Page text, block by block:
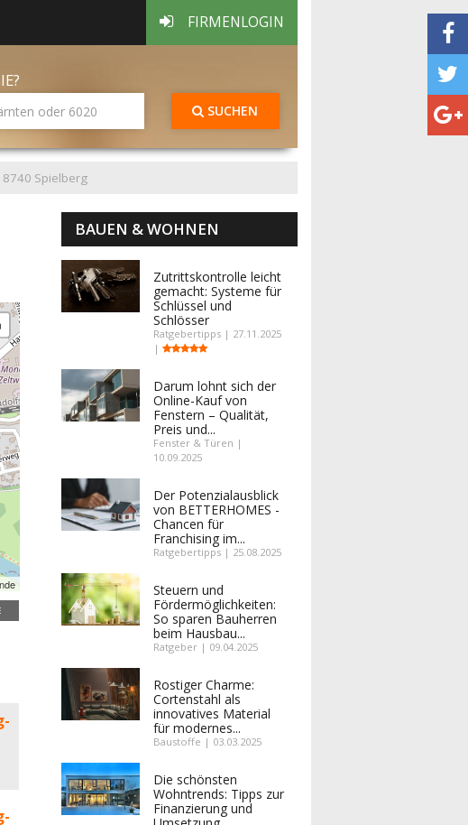
FIRMENLOGIN
SUCHEN
8740 Spielberg
BAUEN & WOHNEN
Zutrittskontrolle leicht
gemacht: Systeme für
Schlüssel und
Schlösser
Ratgebertipps | 27.11.2025
|
Darum lohnt sich der
Online-Kauf von
Fenstern – Qualität,
Preis und...
Fenster & Türen |
10.09.2025
Der Potenzialausblick
von BETTERHOMES -
Chancen für
Franchising im...
Ratgebertipps | 25.08.2025
Steuern und
Fördermöglichkeiten:
So sparen Bauherren
beim Hausbau...
Ratgeber | 09.04.2025
Rostiger Charme:
Cortenstahl als
innovatives Material
für modernes...
Baustoffe | 03.03.2025
Die schönsten
Wohntrends: Tipps zur
Finanzierung und